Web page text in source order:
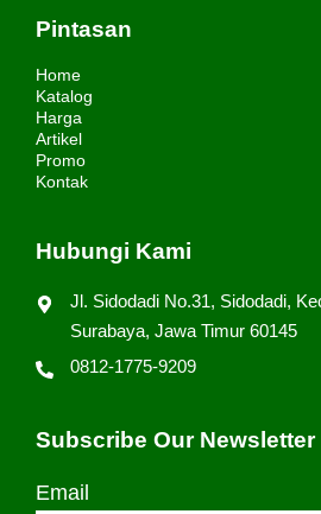
Pintasan
Home
Katalog
Harga
Artikel
Promo
Kontak
Hubungi Kami
Jl. Sidodadi No.31, Sidodadi,
Surabaya, Jawa Timur 60145
0812-1775-9209
Subscribe Our Newsletter
Email